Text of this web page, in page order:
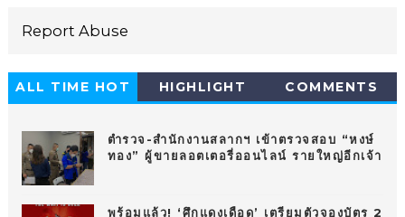
Report Abuse
ALL TIME HOT
HIGHLIGHT COMMENTS
ตำรวจ-สำนักงานสลากฯ เข้าตรวจสอบ “หงษ์
ทอง” ผู้ขายลอตเตอรี่ออนไลน์ รายใหญ่อีกเจ้า
พร้อมแล้ว! ‘ศึกแดงเดือด’ เตรียมตัวจองบัตร 2